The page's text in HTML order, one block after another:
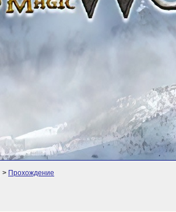
> Прохождение